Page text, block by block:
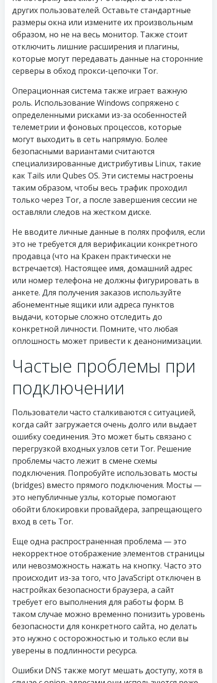
других пользователей. Оставьте стандартные
размеры окна или измените их произвольным
образом, но не на весь монитор. Также стоит
отключить лишние расширения и плагины,
которые могут передавать данные на сторонние
серверы в обход прокси-цепочки Tor.
Операционная система также играет важную
роль. Использование Windows сопряжено с
определенными рисками из-за особенностей
телеметрии и фоновых процессов, которые
могут выходить в сеть напрямую. Более
безопасными вариантами считаются
специализированные дистрибутивы Linux, такие
как Tails или Qubes OS. Эти системы настроены
таким образом, чтобы весь трафик проходил
только через Tor, а после завершения сессии не
оставляли следов на жестком диске.
Не вводите личные данные в полях профиля, если
это не требуется для верификации конкретного
продавца (что на Кракен практически не
встречается). Настоящее имя, домашний адрес
или номер телефона не должны фигурировать в
анкете. Для получения заказов используйте
абонементные ящики или адреса пунктов
выдачи, которые сложно отследить до
конкретной личности. Помните, что любая
оплошность может привести к деанонимизации.
Частые проблемы при
подключении
Пользователи часто сталкиваются с ситуацией,
когда сайт загружается очень долго или выдает
ошибку соединения. Это может быть связано с
перегрузкой входных узлов сети Tor. Решение
проблемы часто лежит в смене схемы
подключения. Попробуйте использовать мосты
(bridges) вместо прямого подключения. Мосты —
это непубличные узлы, которые помогают
обойти блокировки провайдера, запрещающего
вход в сеть Tor.
Еще одна распространенная проблема — это
некорректное отображение элементов страницы
или невозможность нажать на кнопку. Часто это
происходит из-за того, что JavaScript отключен в
настройках безопасности браузера, а сайт
требует его выполнения для работы форм. В
таком случае можно временно понизить уровень
безопасности для конкретного сайта, но делать
это нужно с осторожностью и только если вы
уверены в подлинности ресурса.
Ошибки DNS также могут мешать доступу, хотя в